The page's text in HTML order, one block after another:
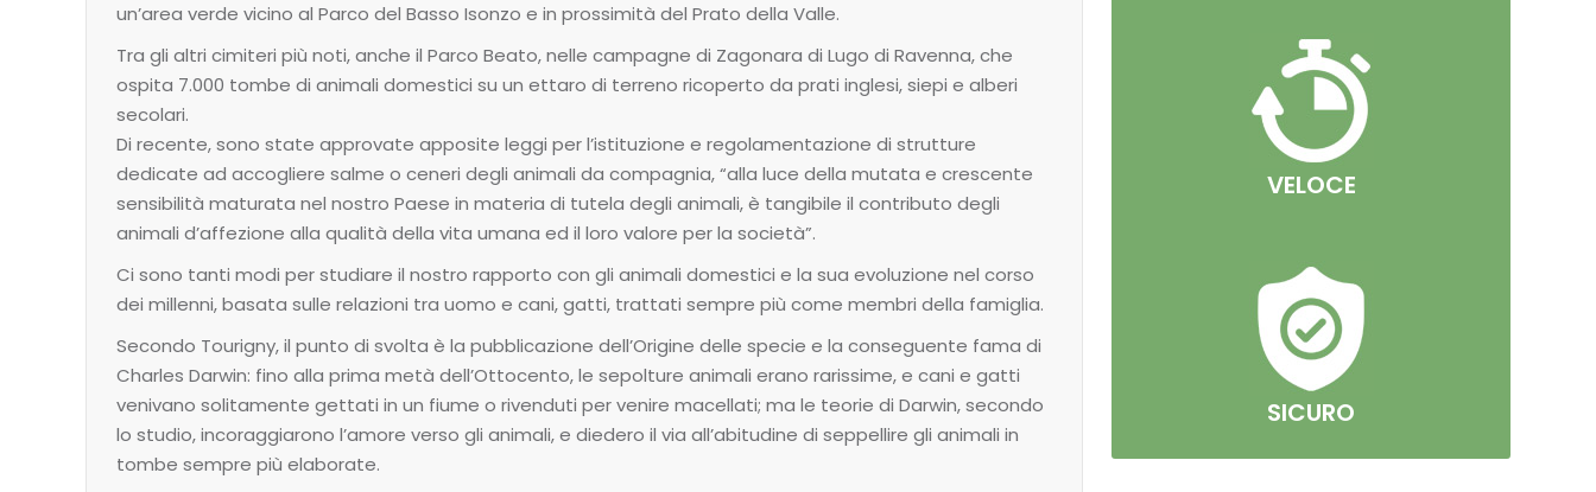
un’area verde vicino al Parco del Basso Isonzo e in prossimità del Prato della Valle.
Tra gli altri cimiteri più noti, anche il Parco Beato, nelle campagne di Zagonara di Lugo di Ravenna, che
ospita 7.000 tombe di animali domestici su un ettaro di terreno ricoperto da prati inglesi, siepi e alberi
secolari.
Di recente, sono state approvate apposite leggi per l’istituzione e regolamentazione di strutture
dedicate ad accogliere salme o ceneri degli animali da compagnia, “alla luce della mutata e crescente
sensibilità maturata nel nostro Paese in materia di tutela degli animali, è tangibile il contributo degli
animali d’affezione alla qualità della vita umana ed il loro valore per la società”.
Ci sono tanti modi per studiare il nostro rapporto con gli animali domestici e la sua evoluzione nel corso
dei millenni, basata sulle relazioni tra uomo e cani, gatti, trattati sempre più come membri della famiglia.
Secondo Tourigny, il punto di svolta è la pubblicazione dell’Origine delle specie e la conseguente fama di
Charles Darwin: fino alla prima metà dell’Ottocento, le sepolture animali erano rarissime, e cani e gatti
venivano solitamente gettati in un fiume o rivenduti per venire macellati; ma le teorie di Darwin, secondo
lo studio, incoraggiarono l’amore verso gli animali, e diedero il via all’abitudine di seppellire gli animali in
tombe sempre più elaborate.
VELOCE
SICURO